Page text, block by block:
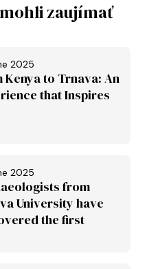
zaujímať
2025
Kenya to Trnava: An
that Inspires
2025
from
University have
the first